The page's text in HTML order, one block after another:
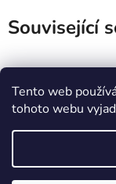
Tento web
tohoto webu
Související